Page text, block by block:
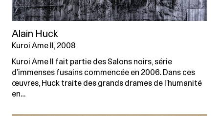
Alain Huck
Kuroi Ame II, 2008
Kuroi Ame II fait partie des Salons noirs, série
d’immenses fusains commencée en 2006. Dans ces
œuvres, Huck traite des grands drames de l’humanité
en…